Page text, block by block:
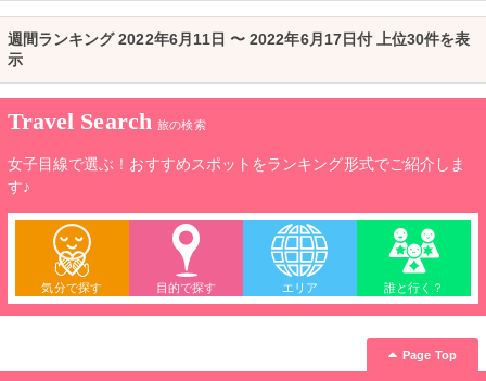
週間ランキング 2022年6月11日 〜 2022年6月17日付 上位30件を表
示
Travel Search 旅の検索
女子目線で選ぶ！おすすめスポットをランキング形式でご紹介しま
す♪
気分で探す 目的で探す エリア 誰と行く？
Page Top